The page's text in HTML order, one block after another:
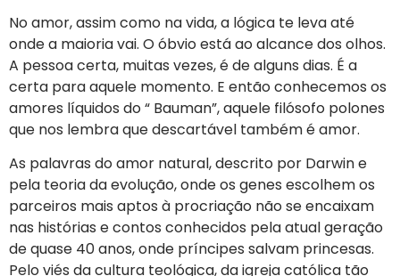
No amor, assim como na vida, a lógica te leva até
onde a maioria vai. O óbvio está ao alcance dos olhos.
A pessoa certa, muitas vezes, é de alguns dias. É a
certa para aquele momento. E então conhecemos os
amores líquidos do “ Bauman”, aquele filósofo polones
que nos lembra que descartável também é amor.
As palavras do amor natural, descrito por Darwin e
pela teoria da evolução, onde os genes escolhem os
parceiros mais aptos à procriação não se encaixam
nas histórias e contos conhecidos pela atual geração
de quase 40 anos, onde príncipes salvam princesas.
Pelo viés da cultura teológica, da igreja católica tão